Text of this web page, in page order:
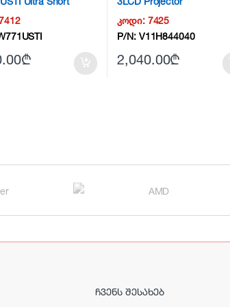
Projector
₾
კოდი: 7425
P/N: V11H844040
2,040.00₾
ᲩᲕᲔᲜᲡ ᲨᲔᲡᲐᲮᲔᲑ